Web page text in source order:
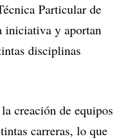
Particular de
iniciativa y aportan
disciplinas
creación de equipos
carreras, lo que